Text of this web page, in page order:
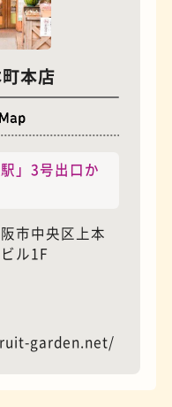
石窯ピザ
本店
」3号出口か
市中央区上本
ル1F
garden.net/